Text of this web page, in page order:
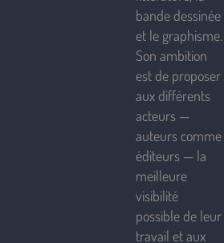
bande dessinée
et le graphisme.
Son ambition
est de proposer
aux différents
acteurs —
auteurs comme
éditeurs — la
meilleure
visibilité
possible de leur
travail et aux